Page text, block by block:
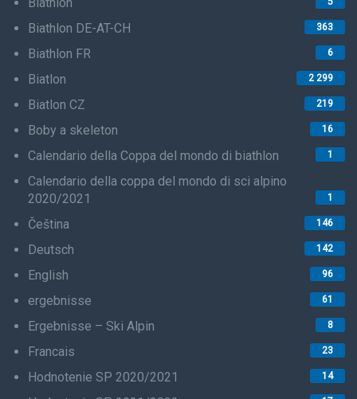
Biathlon DE-AT-CH 363
Biathlon FR 6
Biatlon 2 299
Biatlon CZ 219
Boby a skeleton 16
Calendario della Coppa del mondo di biathlon 1
Calendario della coppa del mondo di sci alpino
2020/2021
1
Čeština 146
Deutsch 142
English 96
ergebnisse 61
Ergebnisse – Ski Alpin 8
Francais 23
Hodnotenie SP 2020/2021 14